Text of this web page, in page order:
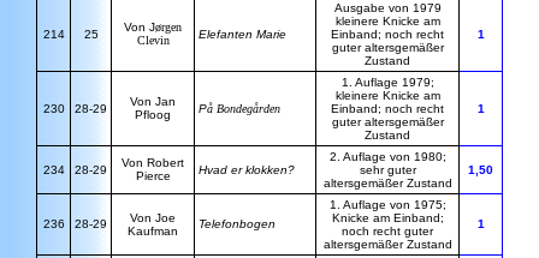
214 25
Von Jørgen
Clevin
Elefanten Marie
Ausgabe von 1979
kleinere Knicke am
Einband; noch recht
guter altersgemäßer
Zustand
1
230 28-29
Von Jan
Pfloog
På Bondegården
1. Auflage 1979;
kleinere Knicke am
Einband; noch recht
guter altersgemäßer
Zustand
1
234 28-29
Von Robert
Pierce
Hvad er klokken?
2. Auflage von 1980;
sehr guter
altersgemäßer Zustand
1,50
236 28-29
Von Joe
Kaufman
Telefonbogen
1. Auflage von 1975;
Knicke am Einband;
noch recht guter
altersgemäßer Zustand
1